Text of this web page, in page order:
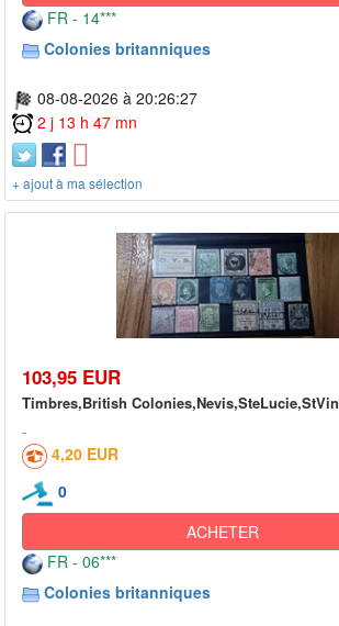
FR - 14***
Colonies britanniques
08-08-2026 à 20:26:27
2 j 13 h 47 mn
+ ajout à ma sélection
103,95 EUR
Timbres,British
4,20 EUR
0
ACHETER
FR - 06***
Colonies britanniques